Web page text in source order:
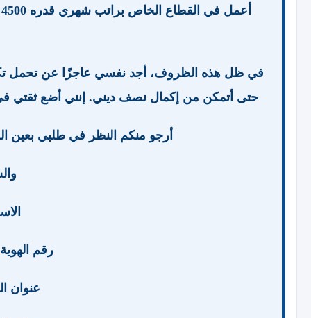
في ظل هذه الظروف، أجد نفسي عاجزًا عن تحمل
حتى أتمكن من إكمال نصف ديني. إنني أضع ثقتي في
أرجو منكم النظر في طلبي بعين
رقم الهوية
عنوان